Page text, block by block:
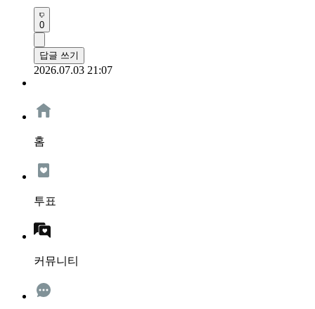
0
답글 쓰기
2026.07.03 21:07
홈
투표
커뮤니티